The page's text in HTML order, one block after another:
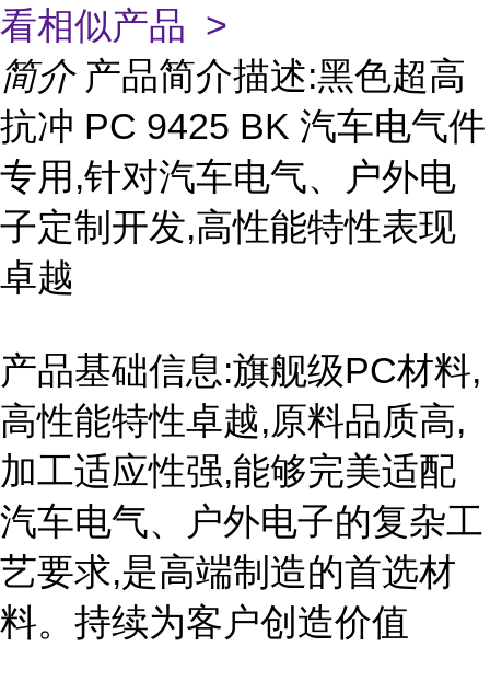
看相似产品 >
简介 产品简介描述:黑色超高
抗冲 PC 9425 BK 汽车电气件
专用,针对汽车电气、户外电
子定制开发,高性能特性表现
卓越
产品基础信息:旗舰级PC材料,
高性能特性卓越,原料品质高,
加工适应性强,能够完美适配
汽车电气、户外电子的复杂工
艺要求,是高端制造的首选材
料。持续为客户创造价值